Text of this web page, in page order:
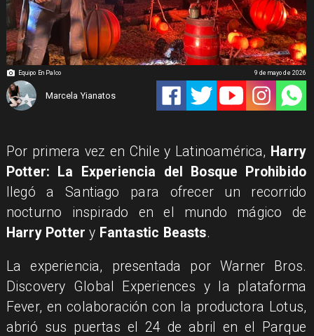
Equipo En Palco
Marcela Yianatos
9 de mayo de 2026
Por primera vez en Chile y Latinoamérica, Harry
Potter: La Experiencia del Bosque Prohibido
llegó a Santiago para ofrecer un recorrido
nocturno inspirado en el mundo mágico de
Harry Pottery Fantastic Beasts.
La experiencia, presentada por Warner Bros.
Discovery Global Experiences y la plataforma
Fever, en colaboración con la productora Lotus,
abrió sus puertas el 24 de abril en el Parque